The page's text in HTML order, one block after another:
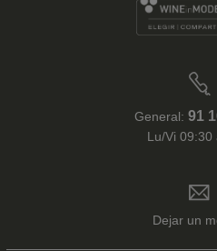
General: 91
Lu/Vi 09:30
Dejar un